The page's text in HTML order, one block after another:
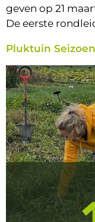
geven op 21
De eerste
Pluktuin